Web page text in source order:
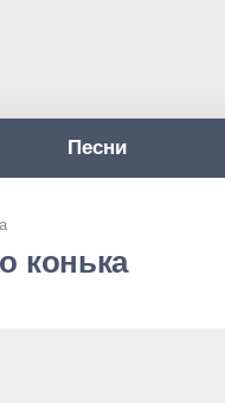
Песни
конька